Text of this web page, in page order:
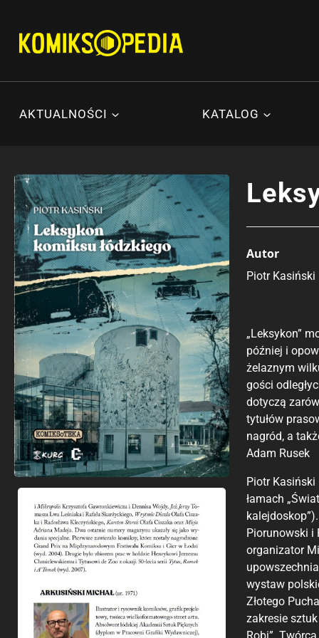
treści
AKTUALNOŚCI KATALOG
Autor
Piotr Kasiński
„Leksykon”
później i
żelaznym
gości
dotyczą
tytułów
nagród, a
Adam Rusek
Piotr Kasiński
łamach
Piorunowski i
organizator
wystaw
Złotego
zakresie